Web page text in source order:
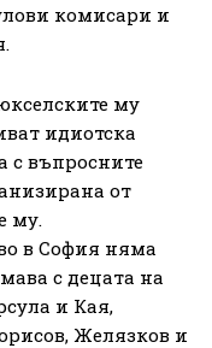
комисари и
му
идиотска
с въпросните
от
му.
в София няма
с децата на
и Кая,
Желязков и